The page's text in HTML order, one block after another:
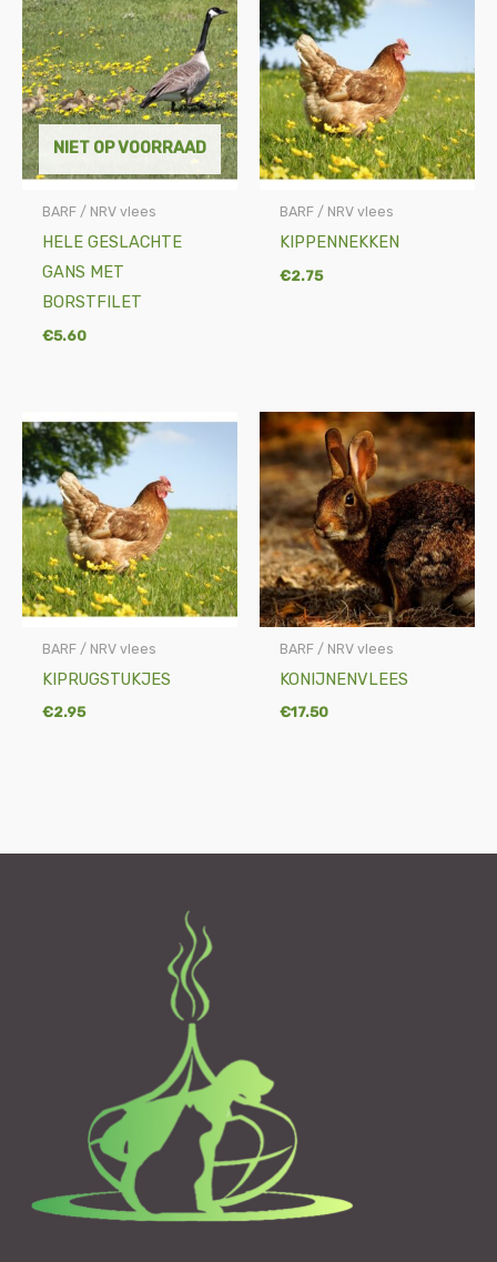
NIET OP VOORRAAD
BARF / NRV vlees
HELE GESLACHTE
GANS MET
BORSTFILET
€5.60
BARF / NRV vlees
KIPPENNEKKEN
€2.75
BARF / NRV vlees
KIPRUGSTUKJES
€2.95
BARF / NRV vlees
KONIJNENVLEES
€17.50